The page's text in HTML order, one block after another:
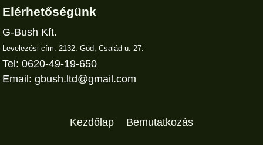
Elérhetőségünk
G-Bush Kft.
Levelezési cím: 2132. Göd, Család u. 27.
Tel: 0620-49-19-650
Email:gbush.ltd@gmail.com
Kezdőlap Bemutatkozás